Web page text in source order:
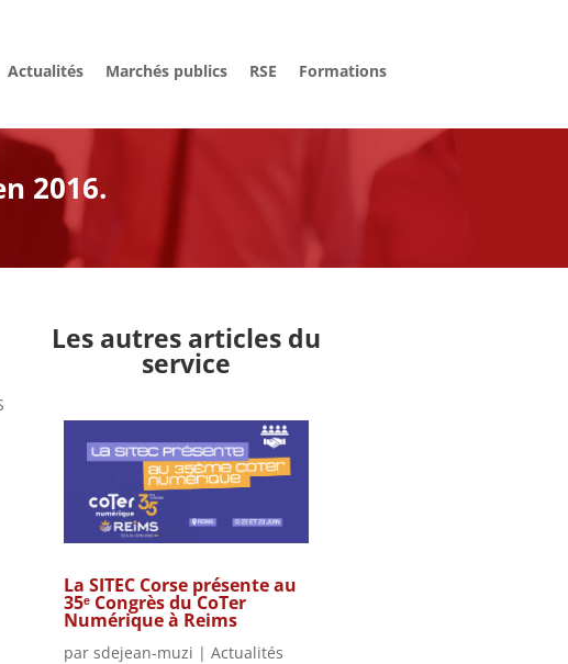
Actualités Marchés publics RSE Formations
2016.
Les autres articles du
service
La SITEC Corse présente au
35ᵉ Congrès du CoTer
Numérique à Reims
par sdejean-muzi | Actualités